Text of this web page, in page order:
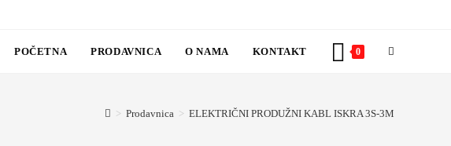
POČETNA PRODAVNICA O NAMA KONTAKT 0 TOGGLE
> Prodavnica > ELEKTRIČNI PRODUŽNI KABL ISKRA 3S-3M